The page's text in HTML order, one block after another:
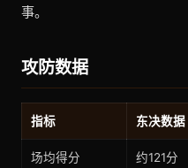
事。
攻防数据
指标 东决数据
场均得分 约121分